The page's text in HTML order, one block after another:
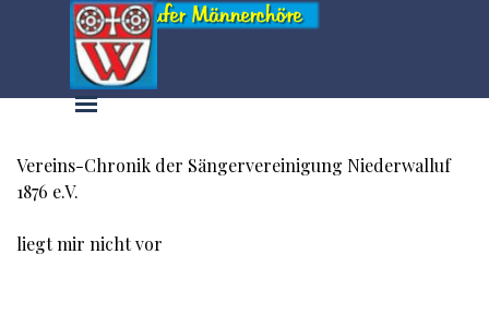
Direkt zum Seiteninhalt
Menü überspringen
Vereins-Chronik der Sängervereinigung Niederwalluf
1876 e.V.
liegt mir nicht vor